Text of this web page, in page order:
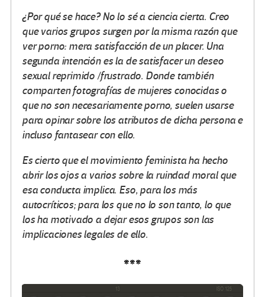
¿Por qué se hace? No lo sé a ciencia cierta. Creo
que varios grupos surgen por la misma razón que
ver porno: mera satisfacción de un placer. Una
segunda intención es la de satisfacer un deseo
sexual reprimido /frustrado. Donde también
comparten fotografías de mujeres conocidas o
que no son necesariamente porno, suelen usarse
para opinar sobre los atributos de dicha persona e
incluso fantasear con ello.
Es cierto que el movimiento feminista ha hecho
abrir los ojos a varios sobre la ruindad moral que
esa conducta implica. Eso, para los más
autocríticos; para los que no lo son tanto, lo que
los ha motivado a dejar esos grupos son las
implicaciones legales de ello.
***